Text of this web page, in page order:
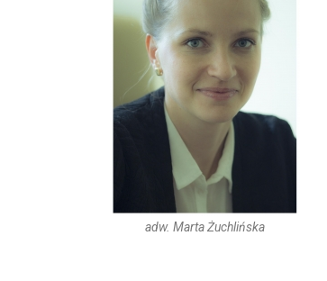
adw. Marta Żuchlińska